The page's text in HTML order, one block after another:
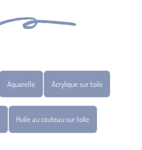
Aquarelle Acrylique sur toile
Huile au couteau sur toile